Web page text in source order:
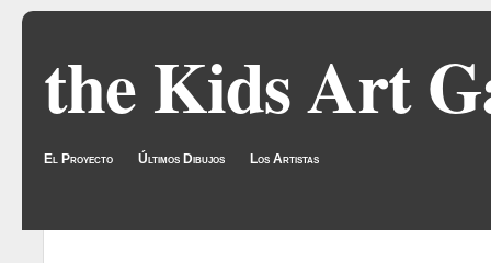
the Kids Art
El Proyecto Últimos Dibujos Los Artistas